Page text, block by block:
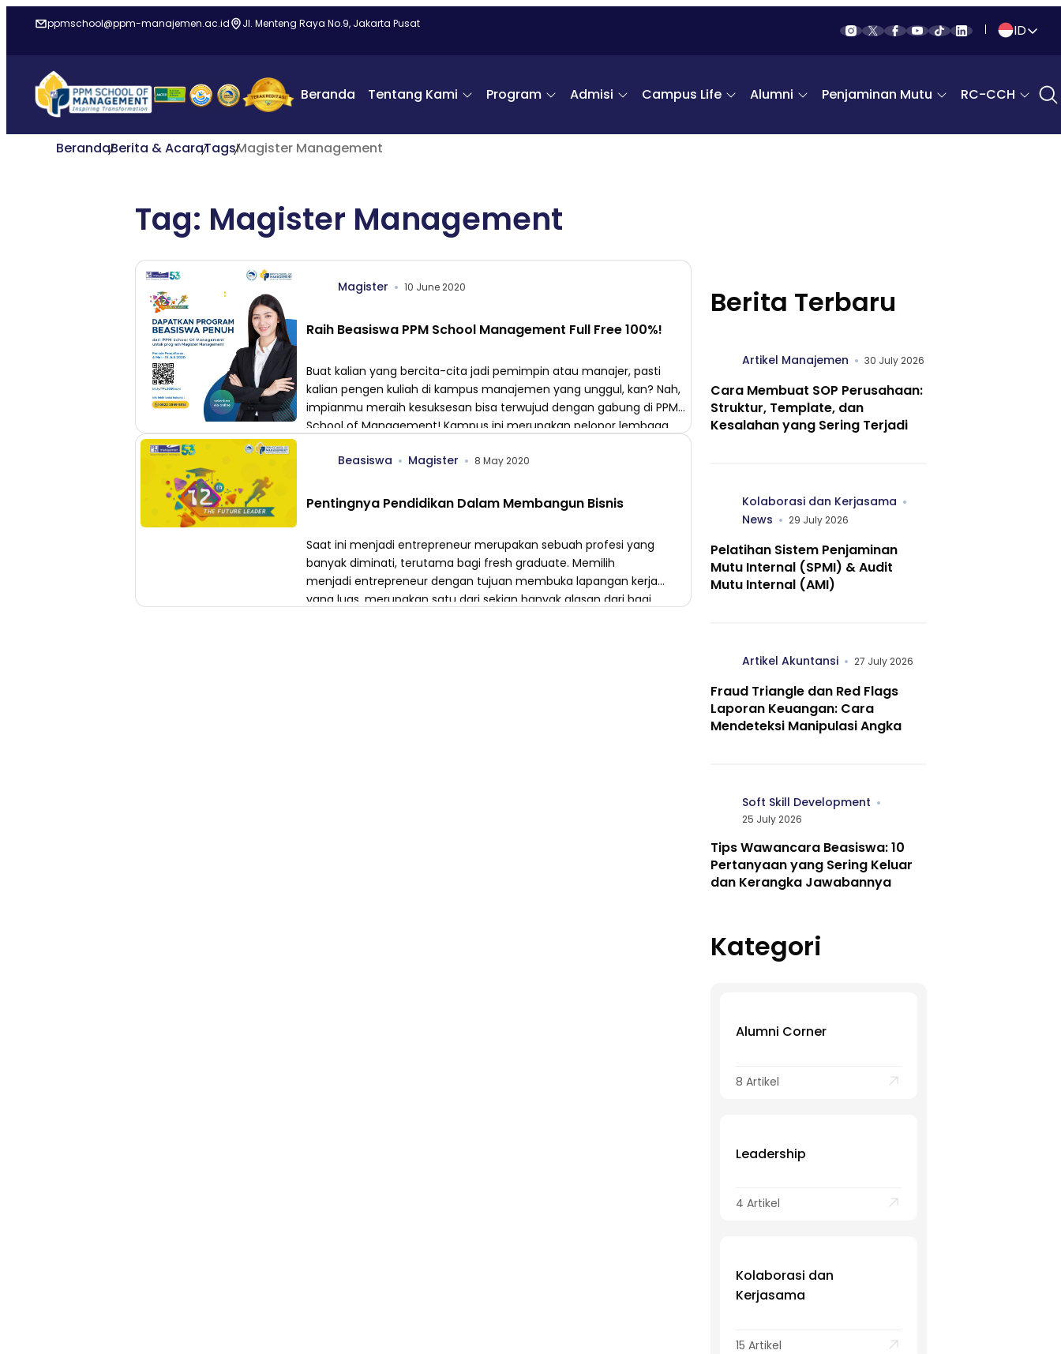
ppmschool@ppm-manajemen.ac.id Jl. Menteng Raya No.9, Jakarta Pusat ID
Beranda Tentang Kami Program Admisi Campus Life Alumni Penjaminan Mutu RC-CCH
BerandaBerita & AcaraTagsMagister Management
Tag: Magister Management
Magister 10 June 2020
Raih Beasiswa PPM School Management Full Free 100%!
Buat kalian yang bercita-cita jadi pemimpin atau manajer, pasti
kalian pengen kuliah di kampus manajemen yang unggul, kan? Nah,
impianmu meraih kesuksesan bisa terwujud dengan gabung di PPM
School of Management! Kampus ini merupakan pelopor lembaga
Termasuk BUMN, dan perusahaan swasta dalam berbagi
Beasiswa Magister 8 May 2020
Pentingnya Pendidikan Dalam Membangun Bisnis
Saat ini menjadi entrepreneur merupakan sebuah profesi yang
banyak diminati, terutama bagi fresh graduate. Memilih
menjadi entrepreneur dengan tujuan membuka lapangan kerja
yang luas, merupakan satu dari sekian banyak alasan dari bagi
Berita Terbaru
Artikel Manajemen 30 July 2026
Cara Membuat SOP Perusahaan:
Struktur, Template, dan
Kesalahan yang Sering Terjadi
Kolaborasi dan Kerjasama
News
29 July 2026
Pelatihan Sistem Penjaminan
Mutu Internal (SPMI) & Audit
Mutu Internal (AMI)
Artikel Akuntansi 27 July 2026
Fraud Triangle dan Red Flags
Laporan Keuangan: Cara
Mendeteksi Manipulasi Angka
Soft Skill Development
25 July 2026
Tips Wawancara Beasiswa: 10
Pertanyaan yang Sering Keluar
dan Kerangka Jawabannya
Kategori
Alumni Corner
8 Artikel
Leadership
4 Artikel
Kolaborasi dan
Kerjasama
15 Artikel